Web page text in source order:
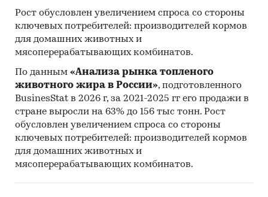
(рассчитать) показатели, характеризующие его
состояние в настоящее время и в будущем.
Источники получения информации
Базы данных Федеральной Таможенной
службы РФ, ФСГС РФ (Росстат).
Материалы DataMonitor, EuroMonitor,
Eurostat.
Печатные и электронные деловые и
специализированные издания,
аналитические обзоры.
Рост обусловлен увеличением спроса со стороны
ключевых потребителей: производителей кормов
для домашних животных и
мясоперерабатывающих комбинатов.
По данным «Анализа рынка топленого
животного жира в России», подготовленного
BusinesStat в 2026 г, за 2021-2025 гг его продажи в
стране выросли на 63% до 156 тыс тонн. Рост
обусловлен увеличением спроса со стороны
ключевых потребителей: производителей кормов
для домашних животных и
мясоперерабатывающих комбинатов.